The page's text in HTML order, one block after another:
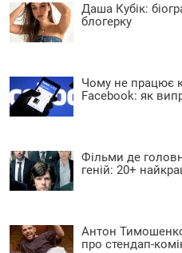
Даша Кубік:
блогерку
Чому не працює
Facebook: як
Фільми де
геній: 20+
Антон
про стендап-